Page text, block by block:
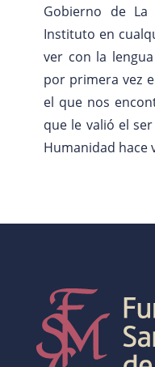
Gobierno de
Instituto en
ver con la
por primera vez
el que nos
que le valió el
Humanidad hace